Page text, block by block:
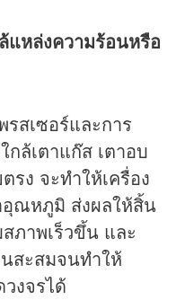
แหล่งความร้อนหรือ
สเซอร์และการ
กล้เตาแก๊ส เตาอบ
ง จะทำให้เครื่อง
ณหภูมิ ส่งผลให้สิ้น
ภาพเร็วขึ้น และ
สะสมจนทำให้
งจรได้